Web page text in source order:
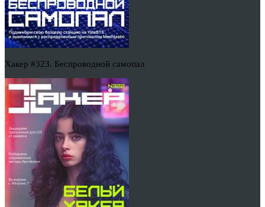
Хакер #323. Беспроводной самопал